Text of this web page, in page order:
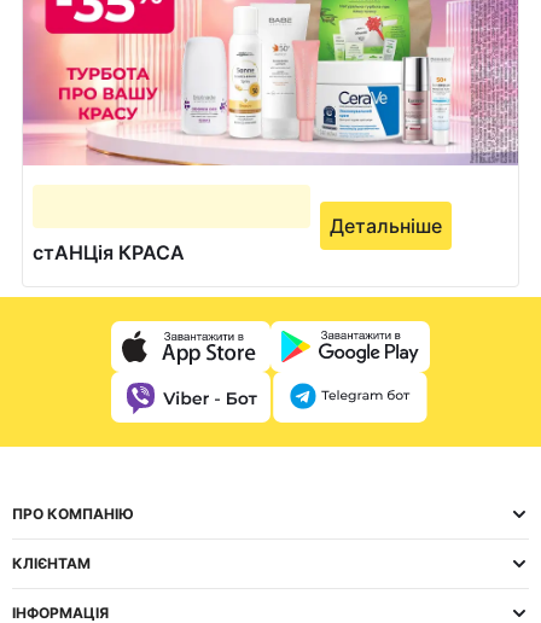
стАНЦія КРАСА
Детальніше
ПРО КОМПАНІЮ
КЛІЄНТАМ
ІНФОРМАЦІЯ